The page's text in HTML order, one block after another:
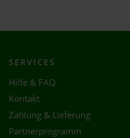
SERVICES
Hilfe & FAQ
Kontakt
Zahlung & Lieferung
Partnerprogramm